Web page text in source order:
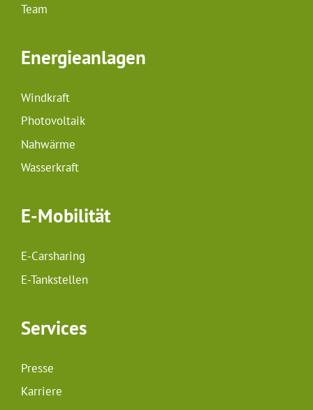
Team
Energieanlagen
Windkraft
Photovoltaik
Nahwärme
Wasserkraft
E-Mobilität
E-Carsharing
E-Tankstellen
Services
Presse
Karriere